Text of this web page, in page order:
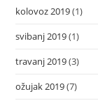
kolovoz 2019(1)
svibanj 2019(1)
travanj 2019(3)
ožujak 2019(7)